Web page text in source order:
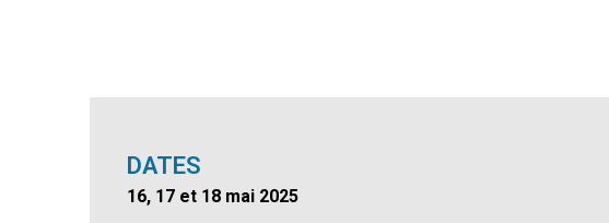
DATES
16, 17 et 18 mai 2025